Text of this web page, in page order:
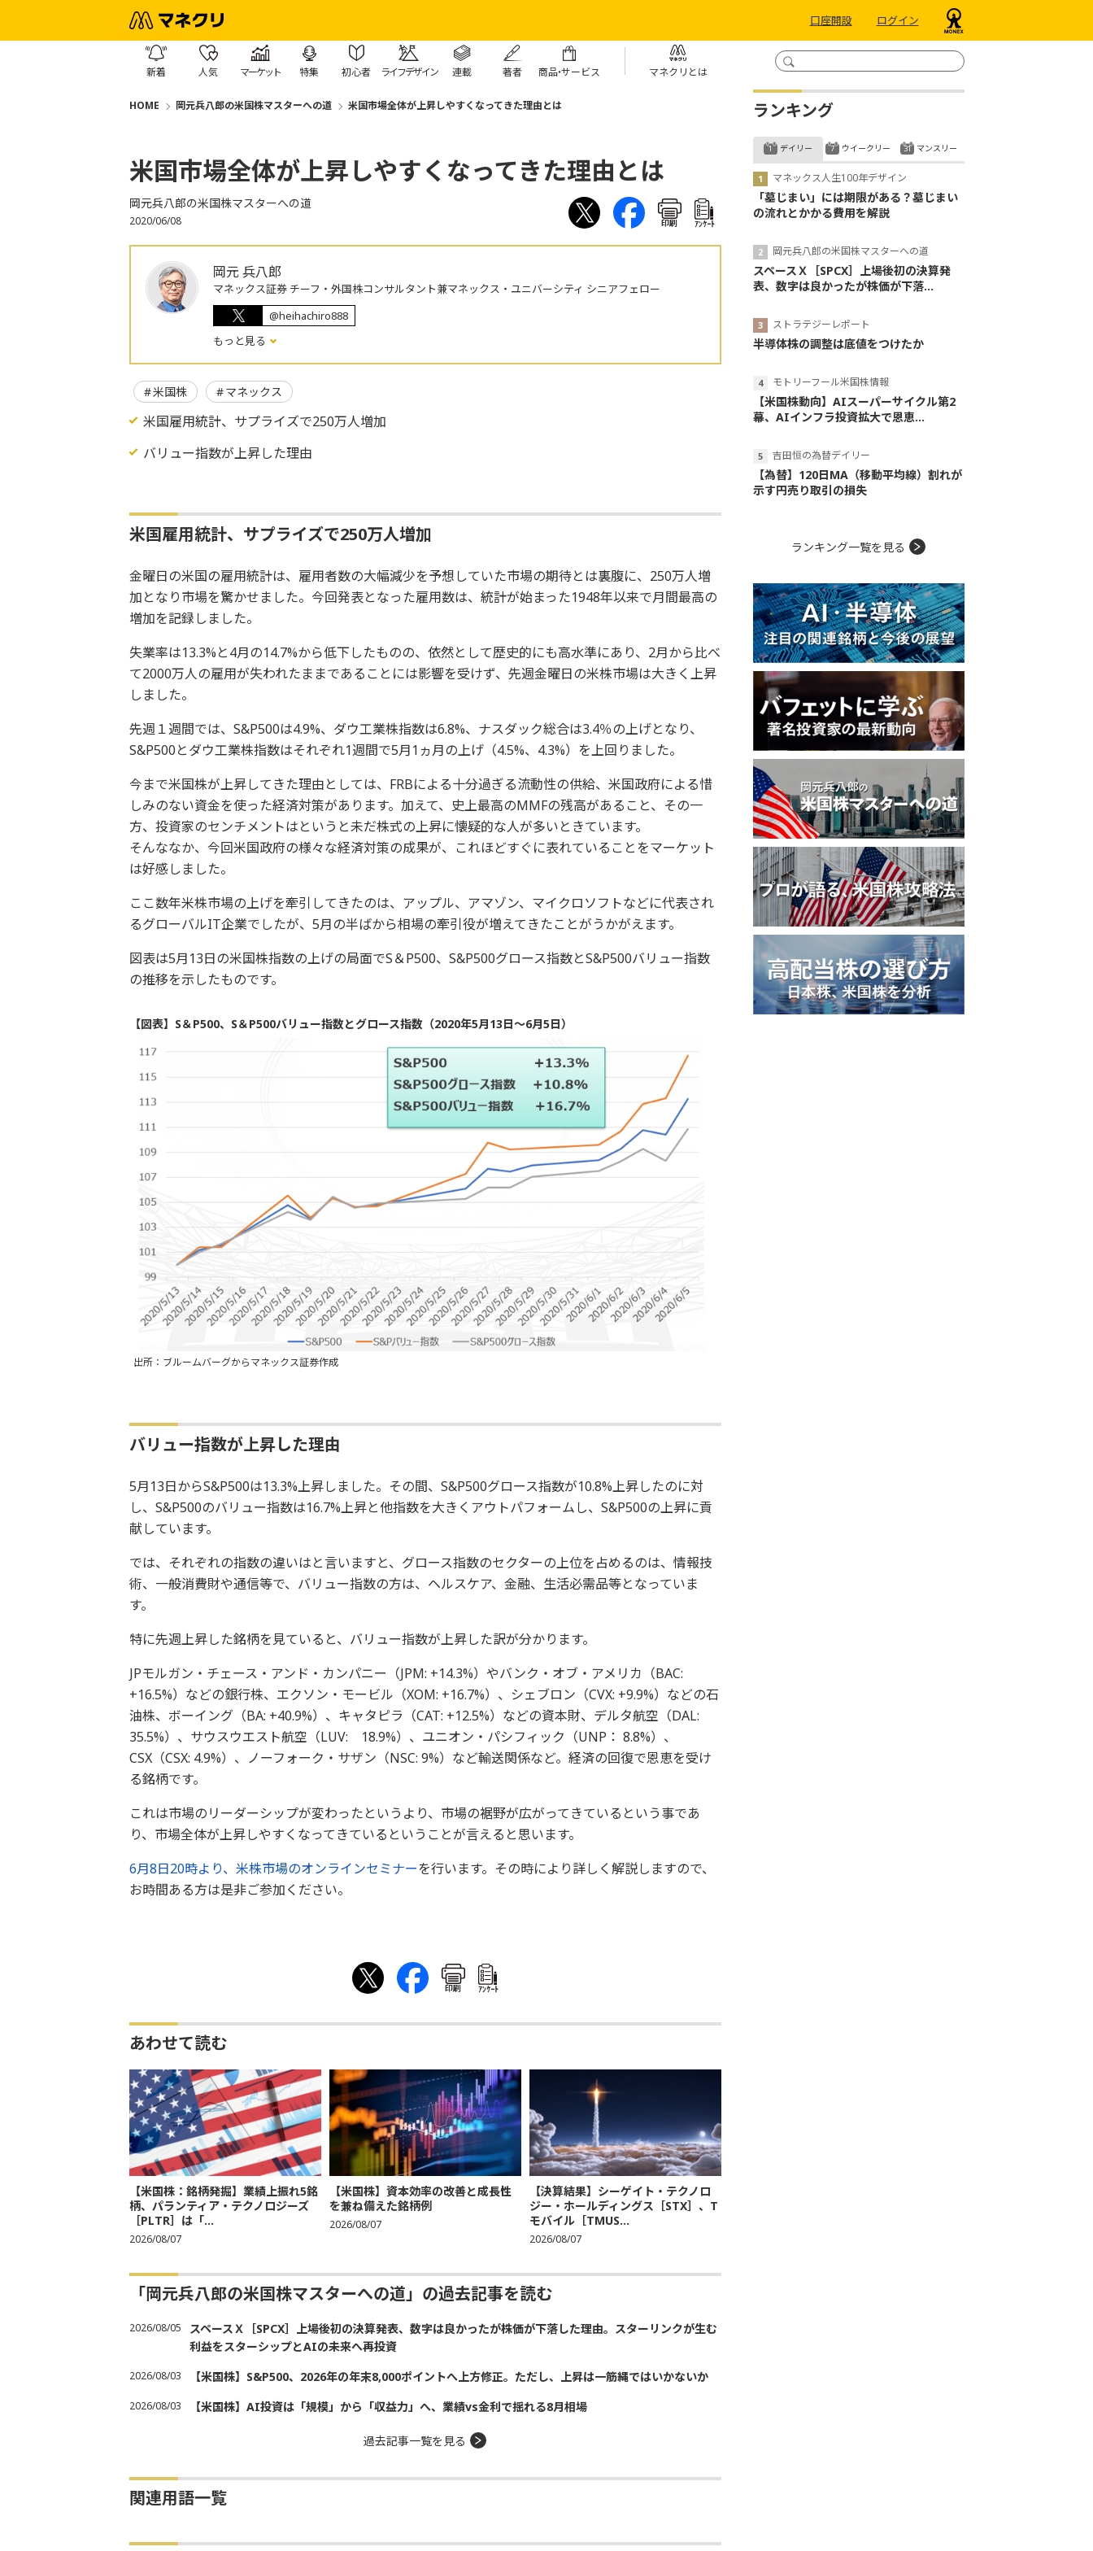
口座開設 ログイン
新着 人気 マーケット 特集 初心者 ライフデザイン 連載 著者 商品・サービス マネクリとは
HOME 岡元兵八郎の米国株マスターへの道 米国市場全体が上昇しやすくなってきた理由とは
米国市場全体が上昇しやすくなってきた理由とは
岡元兵八郎の米国株マスターへの道
2020/06/08 印刷 ｱﾝｹｰﾄ
岡元 兵八郎
マネックス証券 チーフ・外国株コンサルタント兼マネックス・ユニバーシティ シニアフェロー
@heihachiro888
もっと見る
米国株 マネックス
米国雇用統計、サプライズで250万人増加
バリュー指数が上昇した理由
米国雇用統計、サプライズで250万人増加
金曜日の米国の雇用統計は、雇用者数の大幅減少を予想していた市場の期待とは裏腹に、250万人増
加となり市場を驚かせました。今回発表となった雇用数は、統計が始まった1948年以来で月間最高の
増加を記録しました。
失業率は13.3%と4月の14.7%から低下したものの、依然として歴史的にも高水準にあり、2月から比べ
て2000万人の雇用が失われたままであることには影響を受けず、先週金曜日の米株市場は大きく上昇
しました。
先週１週間では、S&P500は4.9%、ダウ工業株指数は6.8%、ナスダック総合は3.4％の上げとなり、
S&P500とダウ工業株指数はそれぞれ1週間で5月1ヵ月の上げ（4.5%、4.3%）を上回りました。
今まで米国株が上昇してきた理由としては、FRBによる十分過ぎる流動性の供給、米国政府による惜
しみのない資金を使った経済対策があります。加えて、史上最高のMMFの残高があること、その一
方、投資家のセンチメントはというと未だ株式の上昇に懐疑的な人が多いときています。
そんななか、今回米国政府の様々な経済対策の成果が、これほどすぐに表れていることをマーケット
は好感しました。
ここ数年米株市場の上げを牽引してきたのは、アップル、アマゾン、マイクロソフトなどに代表され
るグローバルIT企業でしたが、5月の半ばから相場の牽引役が増えてきたことがうかがえます。
図表は5月13日の米国株指数の上げの局面でS＆P500、S&P500グロース指数とS&P500バリュー指数
の推移を示したものです。
【図表】S＆P500、S＆P500バリュー指数とグロース指数（2020年5月13日～6月5日）
出所：ブルームバーグからマネックス証券作成
バリュー指数が上昇した理由
5月13日からS&P500は13.3%上昇しました。その間、S&P500グロース指数が10.8%上昇したのに対
し、S&P500のバリュー指数は16.7%上昇と他指数を大きくアウトパフォームし、S&P500の上昇に貢
献しています。
では、それぞれの指数の違いはと言いますと、グロース指数のセクターの上位を占めるのは、情報技
術、一般消費財や通信等で、バリュー指数の方は、ヘルスケア、金融、生活必需品等となっていま
す。
特に先週上昇した銘柄を見ていると、バリュー指数が上昇した訳が分かります。
JPモルガン・チェース・アンド・カンパニー（JPM: +14.3%）やバンク・オブ・アメリカ（BAC:
+16.5%）などの銀行株、エクソン・モービル（XOM: +16.7%）、シェブロン（CVX: +9.9%）などの石
油株、ボーイング（BA: +40.9%）、キャタピラ（CAT: +12.5%）などの資本財、デルタ航空（DAL:
35.5%）、サウスウエスト航空（LUV: 18.9%）、ユニオン・パシフィック（UNP： 8.8%）、
CSX（CSX: 4.9%）、ノーフォーク・サザン（NSC: 9%）など輸送関係など。経済の回復で恩恵を受け
る銘柄です。
これは市場のリーダーシップが変わったというより、市場の裾野が広がってきているという事であ
り、市場全体が上昇しやすくなってきているということが言えると思います。
6月8日20時より、米株市場のオンラインセミナーを行います。その時により詳しく解説しますので、
お時間ある方は是非ご参加ください。
印刷 ｱﾝｹｰﾄ
あわせて読む
【米国株：銘柄発掘】業績上振れ5銘
柄、パランティア・テクノロジーズ
［PLTR］は「...
2026/08/07
【米国株】資本効率の改善と成長性
を兼ね備えた銘柄例
2026/08/07
【決算結果】シーゲイト・テクノロ
ジー・ホールディングス［STX］、T
モバイル［TMUS...
2026/08/07
「岡元兵八郎の米国株マスターへの道」の過去記事を読む
2026/08/05
スペースＸ［SPCX］上場後初の決算発表、数字は良かったが株価が下落した理由。スターリンクが生む
利益をスターシップとAIの未来へ再投資
2026/08/03 【米国株】S&P500、2026年の年末8,000ポイントへ上方修正。ただし、上昇は一筋縄ではいかないか
2026/08/03 【米国株】AI投資は「規模」から「収益力」へ、業績vs金利で揺れる8月相場
過去記事一覧を見る
関連用語一覧
ランキング
デイリー
マネックス人生100年デザイン
「墓じまい」には期限がある？墓じまい
の流れとかかる費用を解説
岡元兵八郎の米国株マスターへの道
スペースＸ［SPCX］上場後初の決算発
表、数字は良かったが株価が下落...
ストラテジーレポート
半導体株の調整は底値をつけたか
モトリーフール米国株情報
【米国株動向】AIスーパーサイクル第2
幕、AIインフラ投資拡大で恩恵...
吉田恒の為替デイリー
【為替】120日MA（移動平均線）割れが
示す円売り取引の損失
ウイークリー マンスリー
ランキング一覧を見る